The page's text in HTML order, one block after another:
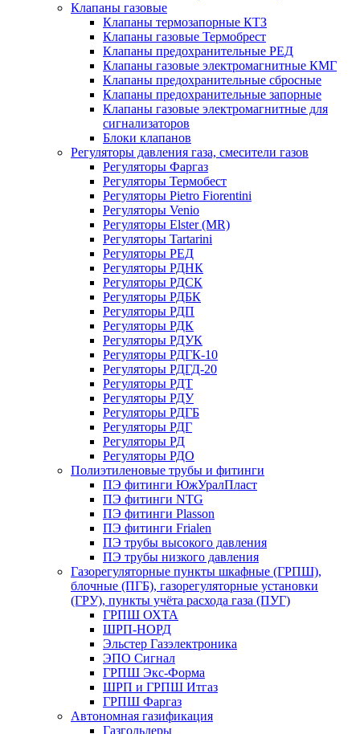
Клапаны газовые
Клапаны термозапорные КТЗ
Клапаны газовые Термобрест
Клапаны предохранительные РЕД
Клапаны газовые электромагнитные КМГ
Клапаны предохранительные сбросные
Клапаны предохранительные запорные
Клапаны газовые электромагнитные для
сигнализаторов
Блоки клапанов
Регуляторы давления газа, смесители газов
Регуляторы Фаргаз
Регуляторы Термобест
Регуляторы Pietro Fiorentini
Регуляторы Venio
Регуляторы Elster (MR)
Регуляторы Tartarini
Регуляторы РЕД
Регуляторы РДНК
Регуляторы РДСК
Регуляторы РДБК
Регуляторы РДП
Регуляторы РДК
Регуляторы РДУК
Регуляторы РДГК-10
Регуляторы РДГД-20
Регуляторы РДТ
Регуляторы РДУ
Регуляторы РДГБ
Регуляторы РДГ
Регуляторы РД
Регуляторы РДО
Полиэтиленовые трубы и фитинги
ПЭ фитинги ЮжУралПласт
ПЭ фитинги NTG
ПЭ фитинги Plasson
ПЭ фитинги Frialen
ПЭ трубы высокого давления
ПЭ трубы низкого давления
Газорегуляторные пункты шкафные (ГРПШ),
блочные (ПГБ), газорегуляторные установки
(ГРУ), пункты учёта расхода газа (ПУГ)
ГРПШ ОХТА
ШРП-НОРД
Эльстер Газэлектроника
ЭПО Сигнал
ГРПШ Экс-Форма
ШРП и ГРПШ Итгаз
ГРПШ Фаргаз
Автономная газификация
Газгольдеры